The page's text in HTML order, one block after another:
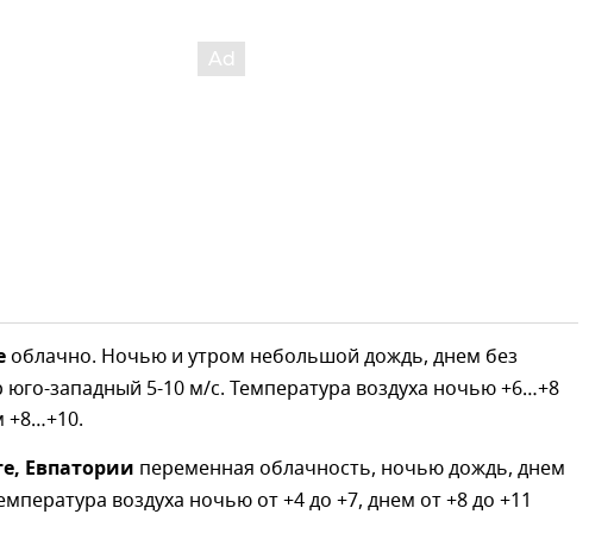
облачно. Ночью и утром небольшой дождь, днем без
юго-западный 5-10 м/с. Температура воздуха ночью +6…+8
+8…+10.
Евпатории переменная облачность, ночью дождь, днем
воздуха ночью от +4 до +7, днем от +8 до +11